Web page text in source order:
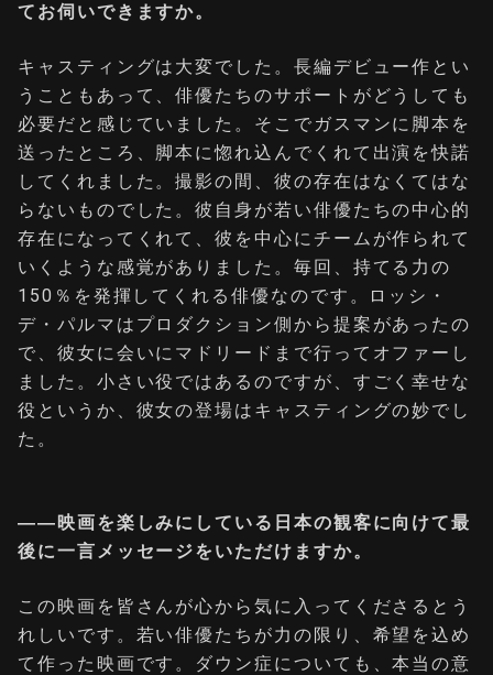
てお伺いできますか。
キャスティングは大変でした。長編デビュー作とい
うこともあって、俳優たちのサポートがどうしても
必要だと感じていました。そこでガスマンに脚本を
送ったところ、脚本に惚れ込んでくれて出演を快諾
してくれました。撮影の間、彼の存在はなくてはな
らないものでした。彼自身が若い俳優たちの中心的
存在になってくれて、彼を中心にチームが作られて
いくような感覚がありました。毎回、持てる力の
150％を発揮してくれる俳優なのです。ロッシ・
デ・パルマはプロダクション側から提案があったの
で、彼女に会いにマドリードまで行ってオファーし
ました。小さい役ではあるのですが、すごく幸せな
役というか、彼女の登場はキャスティングの妙でし
た。
――映画を楽しみにしている日本の観客に向けて最
後に一言メッセージをいただけますか。
この映画を皆さんが心から気に入ってくださるとう
れしいです。若い俳優たちが力の限り、希望を込め
て作った映画です。ダウン症についても、本当の意